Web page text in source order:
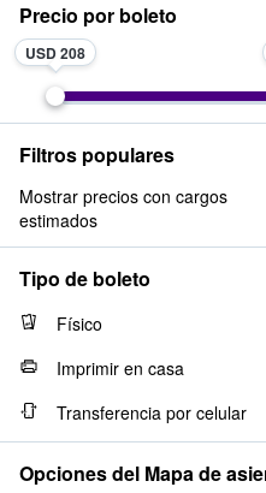
Precio por boleto
USD 208
Filtros populares
Mostrar precios con cargos
estimados
Tipo de boleto
Físico
Imprimir en casa
Transferencia por celular
Opciones del Mapa de